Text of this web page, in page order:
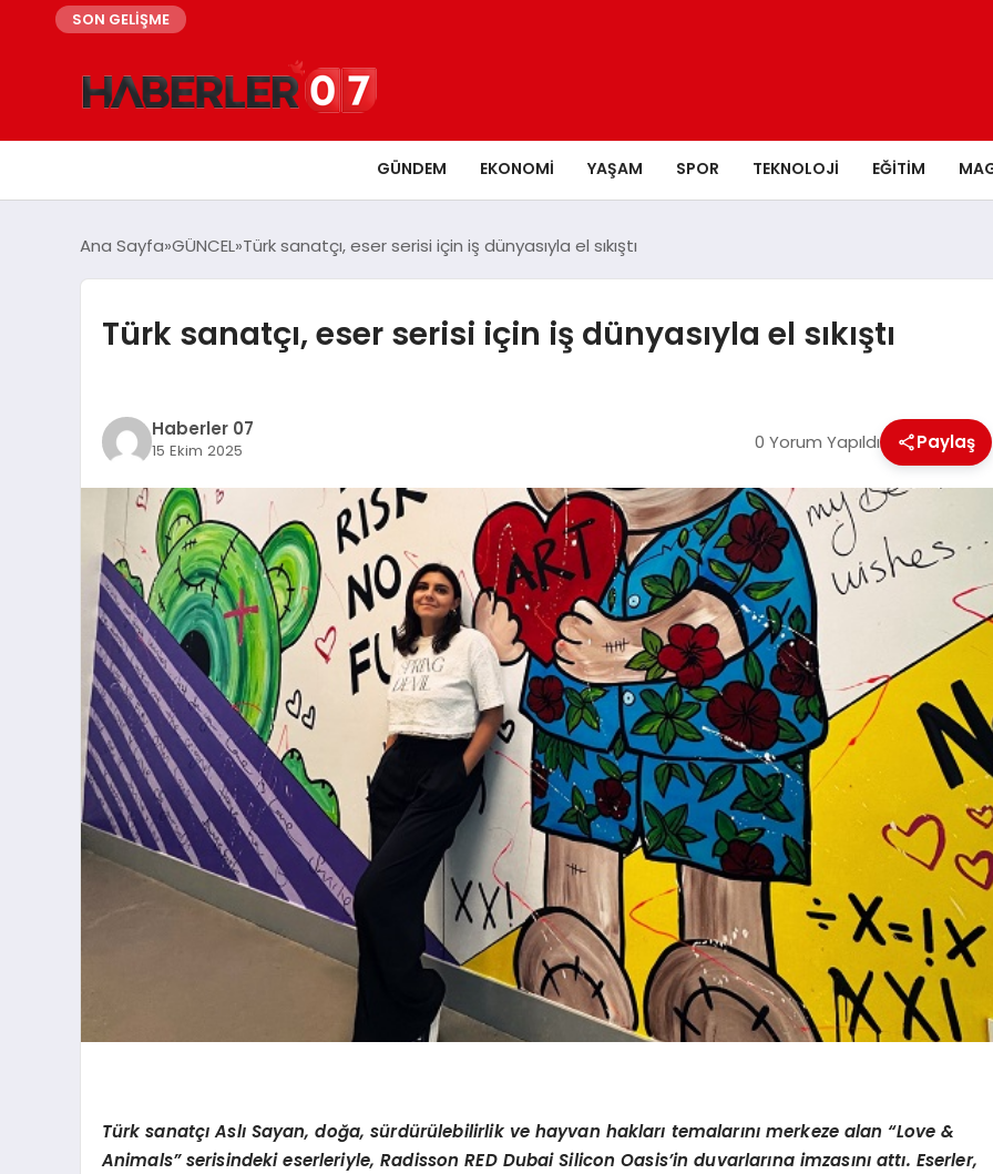
SON GELİŞME
GÜNDEM EKONOMI YAŞAM SPOR TEKNOLOJI EĞITIM
Ana Sayfa GÜNCEL Türk sanatçı, eser serisi için iş dünyasıyla el sıkıştı
Türk sanatçı, eser serisi için iş dünyasıyla el sıkıştı
Haberler 07
15 Ekim 2025 0 Yorum Yapıldı Paylaş
Türk sanatçı Aslı Sayan, doğa, sürdürülebilirlik ve hayvan hakları temalarını merkeze alan “Love &
Animals” serisindeki eserleriyle,Radisson RED Dubai Silicon Oasis’in duvarlarına imzasını attı. Eserler,